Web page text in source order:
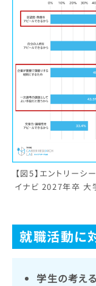
【図5】エントリー
イナビ 2027年卒 大
就職活動に
学生の考え